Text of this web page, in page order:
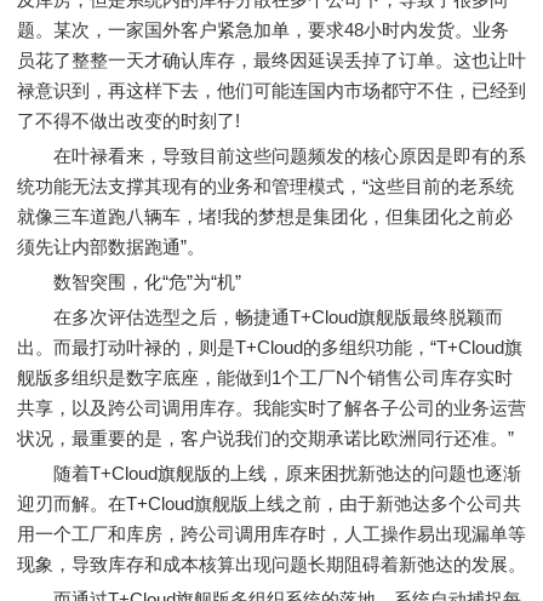
题。某次，一家国外客户紧急加单，要求48小时内发货。业务
员花了整整一天才确认库存，最终因延误丢掉了订单。这也让叶
禄意识到，再这样下去，他们可能连国内市场都守不住，已经到
了不得不做出改变的时刻了!
在叶禄看来，导致目前这些问题频发的核心原因是即有的系
统功能无法支撑其现有的业务和管理模式，“这些目前的老系统
就像三车道跑八辆车，堵!我的梦想是集团化，但集团化之前必
须先让内部数据跑通”。
数智突围，化“危”为“机”
在多次评估选型之后，畅捷通T+Cloud旗舰版最终脱颖而
出。而最打动叶禄的，则是T+Cloud的多组织功能，“T+Cloud旗
舰版多组织是数字底座，能做到1个工厂N个销售公司库存实时
共享，以及跨公司调用库存。我能实时了解各子公司的业务运营
状况，最重要的是，客户说我们的交期承诺比欧洲同行还准。”
随着T+Cloud旗舰版的上线，原来困扰新弛达的问题也逐渐
迎刃而解。在T+Cloud旗舰版上线之前，由于新弛达多个公司共
用一个工厂和库房，跨公司调用库存时，人工操作易出现漏单等
现象，导致库存和成本核算出现问题长期阻碍着新弛达的发展。